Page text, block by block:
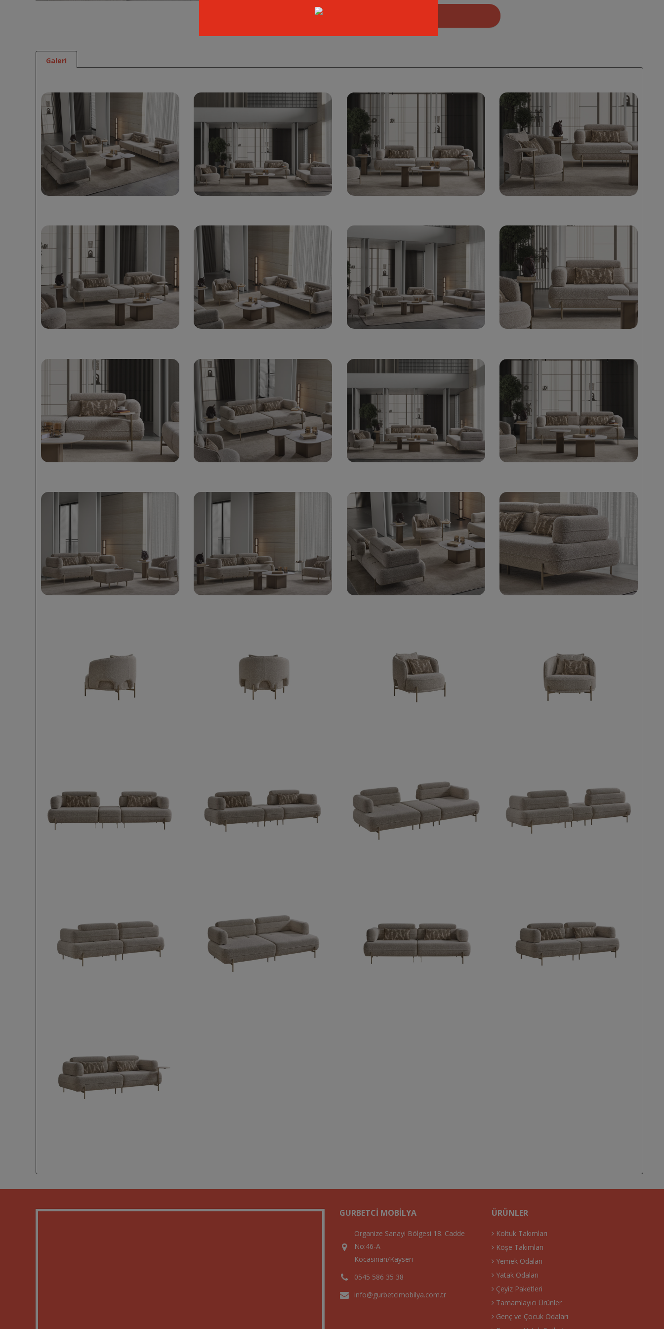
Galeri
GURBETCI MOBILYA
Organize Sanayi Bölgesi 18. Cadde
No:46-A
Kocasinan/Kayseri
0545 586 35 38
info@gurbetcimobilya.com.tr
ÜRÜNLER
Koltuk Takımları
Köşe Takımları
Yemek Odaları
Yatak Odaları
Çeyiz Paketleri
Tamamlayıcı Ürünler
Genç ve Çocuk Odaları